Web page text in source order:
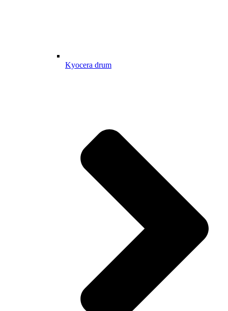
Kyocera drum